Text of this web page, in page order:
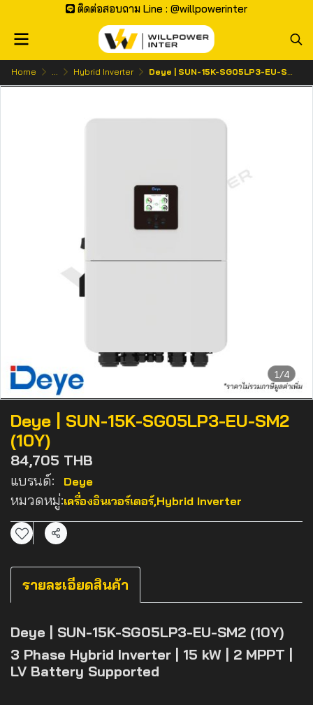
ติดต่อสอบถาม Line : @willpowerinter
Home ... Hybrid Inverter Deye | SUN-15K-SG05LP3-EU-SM2 (10Y)
1/4
Deye | SUN-15K-SG05LP3-EU-SM2
(10Y)
84,705 THB
แบรนด์: Deye
หมวดหมู่:เครื่องอินเวอร์เตอร์,Hybrid Inverter
แชร์
รายละเอียดสินค้า
Deye | SUN-15K-SG05LP3-EU-SM2 (10Y)
3 Phase Hybrid Inverter | 15 kW | 2 MPPT |
LV Battery Supported